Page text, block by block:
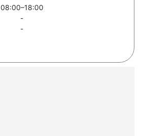
08:00–18:00
-
-